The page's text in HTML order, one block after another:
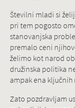
Številni mladi si
pri tem pogosto
stanovanjska
premalo ceni
želimo kot narod
družinska politika
ampak ena
Zato pozdravljam